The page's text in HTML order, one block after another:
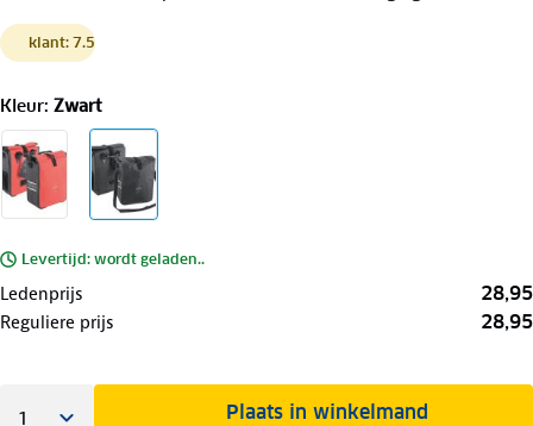
klant: 7.5
Kleur: Zwart
Levertijd: wordt geladen..
Ledenprijs 28,95
Reguliere prijs 28,95
Plaats in winkelmand